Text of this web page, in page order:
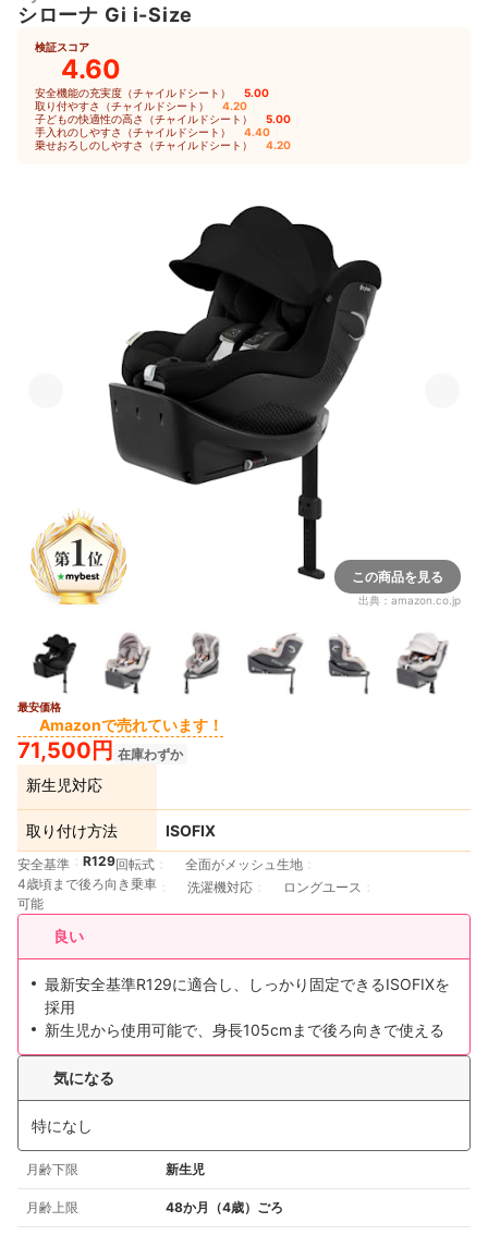
シローナ Gi i-Size
検証スコア
4.60
安全機能の充実度（チャイルドシート） 5.00
取り付やすさ（チャイルドシート） 4.20
子どもの快適性の高さ（チャイルドシート） 5.00
手入れのしやすさ（チャイルドシート） 4.40
乗せおろしのしやすさ（チャイルドシート） 4.20
この商品を見る
出典： amazon.co.jp
最安価格
Amazonで売れています！
71,500円 在庫わずか
新生児対応
取り付け方法 ISOFIX
安全基準 R129回転式
全面がメッシュ生地
4歳頃まで後ろ向き乗車
可能
洗濯機対応 ロングユース
良い
最新安全基準R129に適合し、しっかり固定できるISOFIXを
採用
新生児から使用可能で、身長105cmまで後ろ向きで使える
気になる
特になし
月齢下限 新生児
月齢上限 48か月（4歳）ごろ